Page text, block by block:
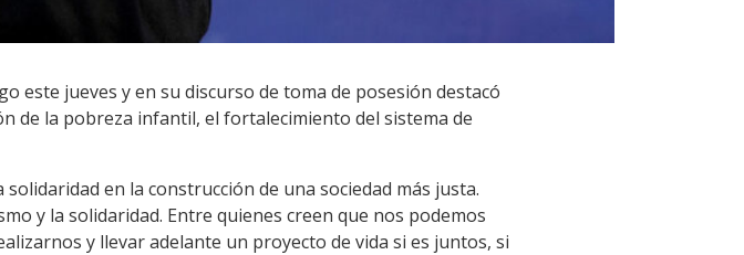
este jueves y en su discurso de toma de posesión destacó
de la pobreza infantil, el fortalecimiento del sistema de
en la construcción de una sociedad más justa.
y la solidaridad. Entre quienes creen que nos podemos
y llevar adelante un proyecto de vida si es juntos, si